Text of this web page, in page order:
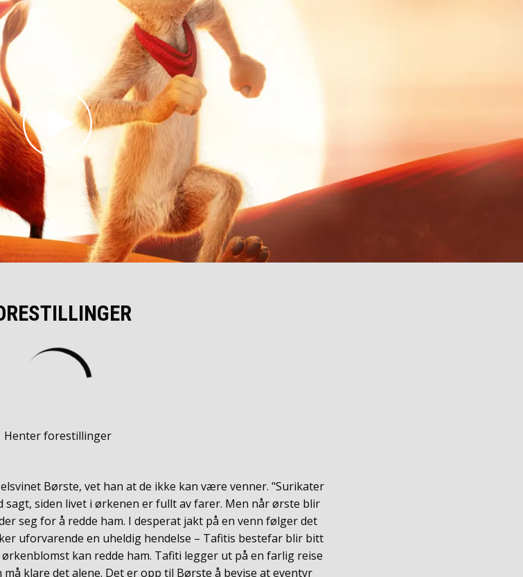
Henter forestillinger
Børste, vet han at de ikke kan være venner. "Surikater
sagt, siden livet i ørkenen er fullt av farer. Men når ørste blir
seg for å redde ham. I desperat jakt på en venn følger det
uforvarende en uheldig hendelse – Tafitis bestefar blir bitt
kan redde ham. Tafiti legger ut på en farlig reise
klare det alene. Det er opp til Børste å bevise at eventyr